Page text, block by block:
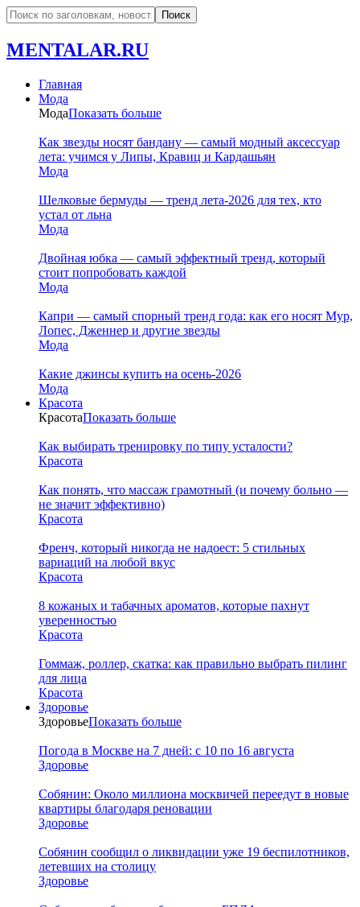
MENTALAR.RU
Главная
Мода
МодаПоказать больше
Как звезды носят бандану — самый модный аксессуар
лета: учимся у Липы, Кравиц и Кардашьян
Мода
Шелковые бермуды — тренд лета-2026 для тех, кто
устал от льна
Мода
Двойная юбка — самый эффектный тренд, который
стоит попробовать каждой
Мода
Капри — самый спорный тренд года: как его носят Мур,
Лопес, Дженнер и другие звезды
Мода
Какие джинсы купить на осень-2026
Мода
Красота
КрасотаПоказать больше
Как выбирать тренировку по типу усталости?
Красота
Как понять, что массаж грамотный (и почему больно —
не значит эффективно)
Красота
Френч, который никогда не надоест: 5 стильных
вариаций на любой вкус
Красота
8 кожаных и табачных ароматов, которые пахнут
уверенностью
Красота
Гоммаж, роллер, скатка: как правильно выбрать пилинг
для лица
Красота
Здоровье
ЗдоровьеПоказать больше
Погода в Москве на 7 дней: с 10 по 16 августа
Здоровье
Собянин: Около миллиона москвичей переедут в новые
квартиры благодаря реновации
Здоровье
Собянин сообщил о ликвидации уже 19 беспилотников,
летевших на столицу
Здоровье